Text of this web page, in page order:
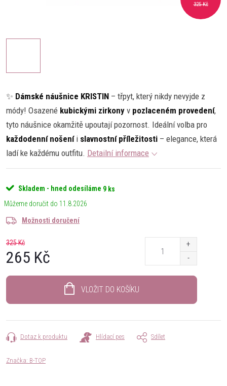
325 Kč
✨ Dámské náušnice KRISTIN – třpyt, který nikdy nevyjde z
módy! Osazené kubickými zirkony v pozlaceném provedení,
tyto náušnice okamžitě upoutají pozornost. Ideální volba pro
každodenní nošeníi slavnostní příležitosti – elegance, která
ladí ke každému outfitu. Detailní informace
Skladem - hned odesíláme 9 ks
11.8.2026
Možnosti doručení
325 Kč
265 Kč
VLOŽIT DO KOŠÍKU
Dotaz k produktu Hlídací pes Sdílet
Značka: B-TOP